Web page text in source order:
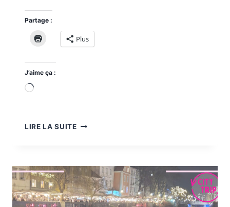
Partage :
Plus
J’aime ça :
Chargement…
LIRE LA SUITEVISITER
JOURS
EN
FIN
D’ANNÉE